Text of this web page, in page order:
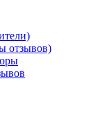
отзывов)